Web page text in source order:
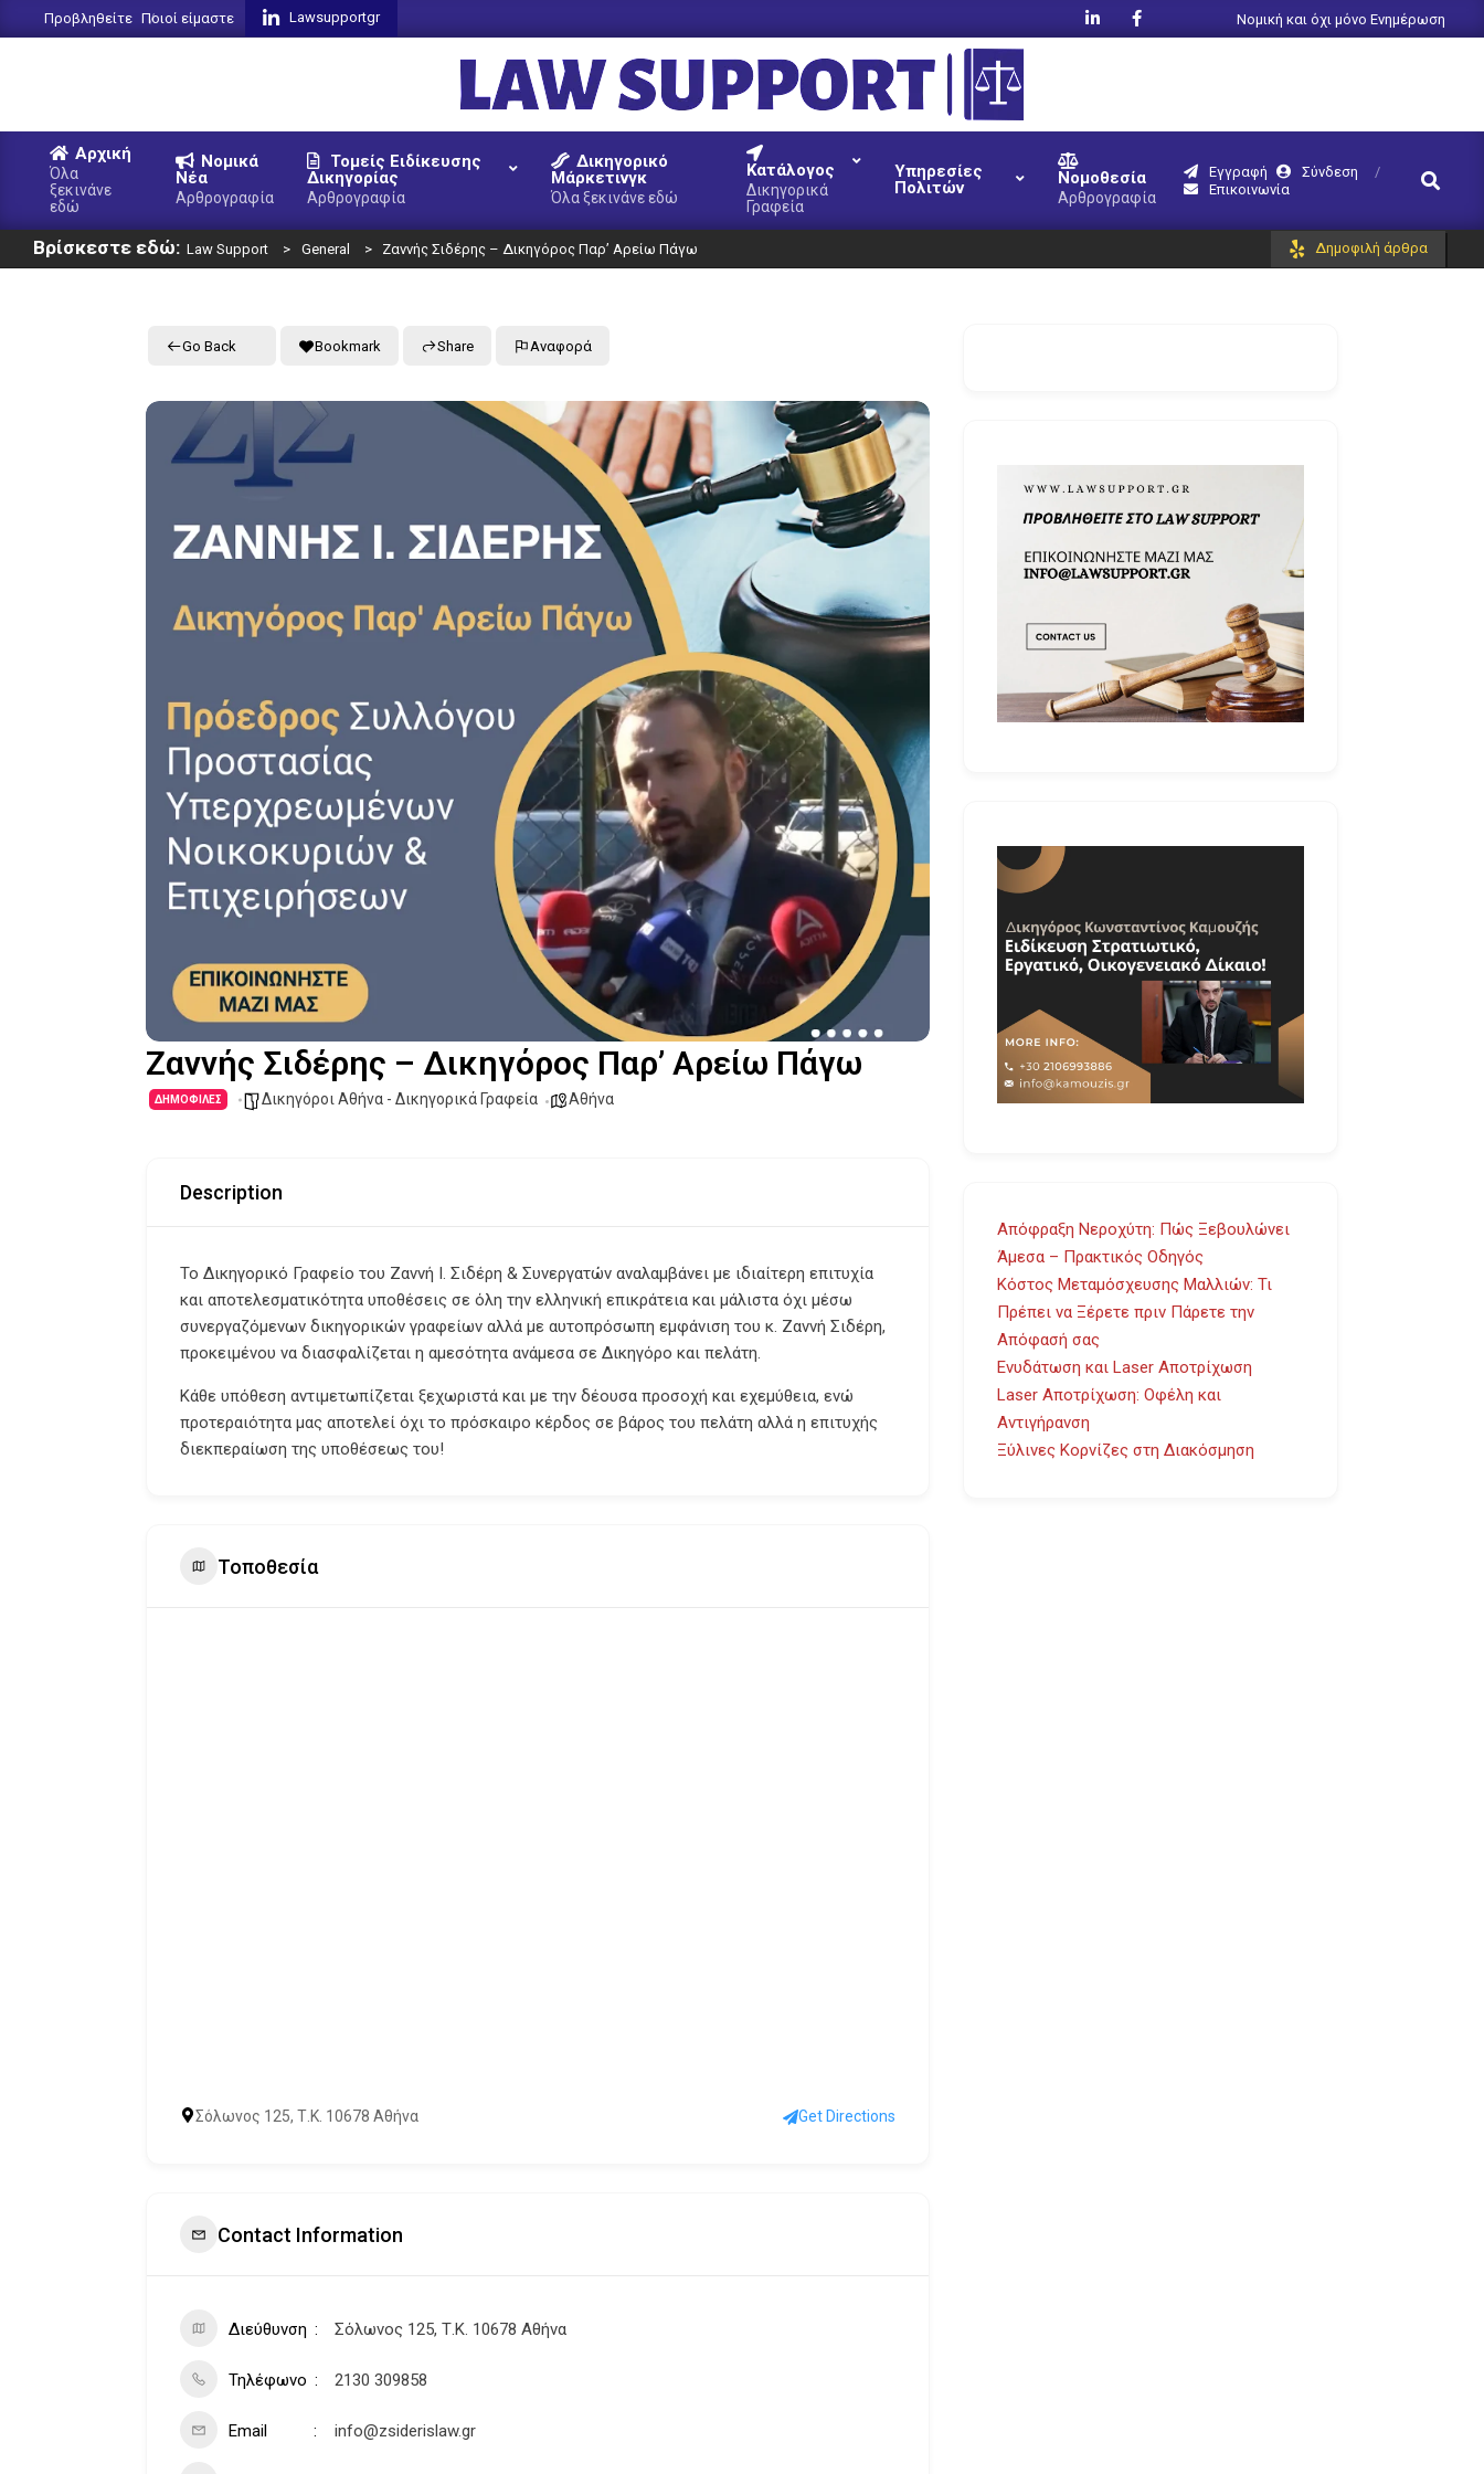
to
Προβληθείτε Ποιοί είμαστε Lawsupportgr Νομική και όχι μόνο Ενημέρωση
LAW
SUPPORT
Primary
Menu
Αρχική
Όλα
ξεκινάνε
εδώ
Νομικά
Νέα
Αρθρογραφία
Τομείς Ειδίκευσης
Δικηγορίας
Αρθρογραφία
Δικηγορικό
Μάρκετινγκ
Όλα ξεκινάνε εδώ
Κατάλογος
Δικηγορικά
Γραφεία
Υπηρεσίες
Πολιτών
Νομοθεσία
Αρθρογραφία
Εγγραφή
Σύνδεση
Επικοινωνία
Search
Βρίσκεστε εδώ: Law Support > General > Ζαννής Σιδέρης – Δικηγόρος Παρ’ Αρείω Πάγω Δημοφιλή άρθρα
Go Back Bookmark Share Αναφορά
Ζαννής Σιδέρης – Δικηγόρος Παρ’ Αρείω Πάγω
ΔΗΜΟΦΙΛΈΣ Δικηγόροι Αθήνα - Δικηγορικά Γραφεία Αθήνα
Description
Το Δικηγορικό Γραφείο του Ζαννή Ι. Σιδέρη & Συνεργατών αναλαμβάνει με ιδιαίτερη επιτυχία
και αποτελεσματικότητα υποθέσεις σε όλη την ελληνική επικράτεια και μάλιστα όχι μέσω
συνεργαζόμενων δικηγορικών γραφείων αλλά με αυτοπρόσωπη εμφάνιση του κ. Ζαννή Σιδέρη,
προκειμένου να διασφαλίζεται η αμεσότητα ανάμεσα σε Δικηγόρο και πελάτη.
Κάθε υπόθεση αντιμετωπίζεται ξεχωριστά και με την δέουσα προσοχή και εχεμύθεια, ενώ
προτεραιότητα μας αποτελεί όχι το πρόσκαιρο κέρδος σε βάρος του πελάτη αλλά η επιτυχής
διεκπεραίωση της υποθέσεως του!
Τοποθεσία
Σόλωνος 125, Τ.Κ. 10678 Αθήνα Get Directions
Contact Information
Διεύθυνση Σόλωνος 125, Τ.Κ. 10678 Αθήνα
Τηλέφωνο 2130 309858
Email info@zsiderislaw.gr
Απόφραξη Νεροχύτη: Πώς Ξεβουλώνει
Άμεσα – Πρακτικός Οδηγός
Κόστος Μεταμόσχευσης Μαλλιών: Τι
Πρέπει να Ξέρετε πριν Πάρετε την
Απόφασή σας
Ενυδάτωση και Laser Αποτρίχωση
Laser Αποτρίχωση: Οφέλη και
Αντιγήρανση
Ξύλινες Κορνίζες στη Διακόσμηση